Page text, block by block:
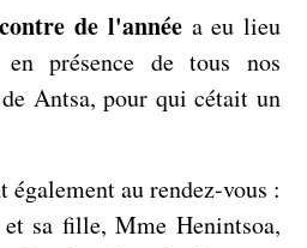
de l'annéea eu lieu
présence de tous nos
Antsa, pour qui cétait un
également au rendez-vous :
sa fille, Mme Henintsoa,